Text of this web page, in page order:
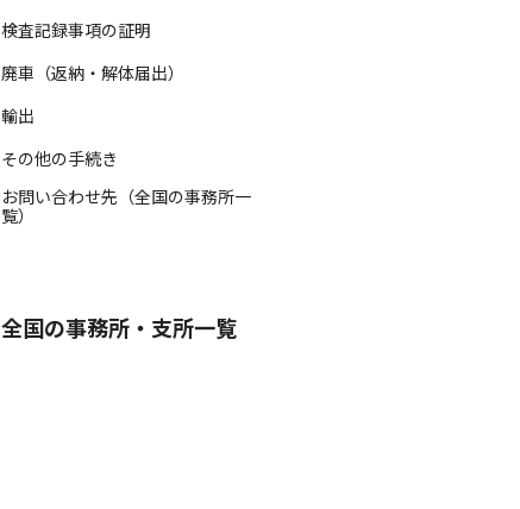
検査記録事項の証明
廃車（返納・解体届出）
輸出
その他の手続き
お問い合わせ先（全国の事務所一
覧）
全国の事務所・支所一覧